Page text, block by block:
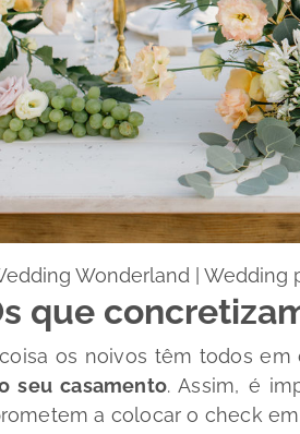
Wonderland | Wedding
que
os noivos têm todos em
seu casamento. Assim, é
a colocar o check